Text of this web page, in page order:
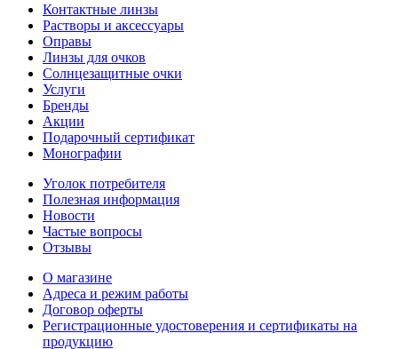
Контактные линзы
Растворы и аксессуары
Оправы
Линзы для очков
Солнцезащитные очки
Услуги
Бренды
Акции
Подарочный сертификат
Монографии
Уголок потребителя
Полезная информация
Новости
Частые вопросы
Отзывы
О магазине
Адреса и режим работы
Договор оферты
Регистрационные удостоверения и сертификаты на
продукцию